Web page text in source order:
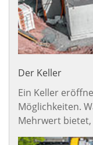
Der Keller
Ein Keller
Möglichkeiten.
Mehrwert bietet,